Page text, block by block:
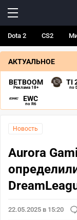
Dota 2 CS2
АКТУАЛЬНОЕ
BETBOOM
Реклама 18+
TI
по
EWC
по R6
Новость
Aurora
22.05.2025 в 15:20